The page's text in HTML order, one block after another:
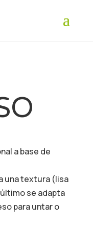
a base de
una textura (lisa
se adapta
para untar o